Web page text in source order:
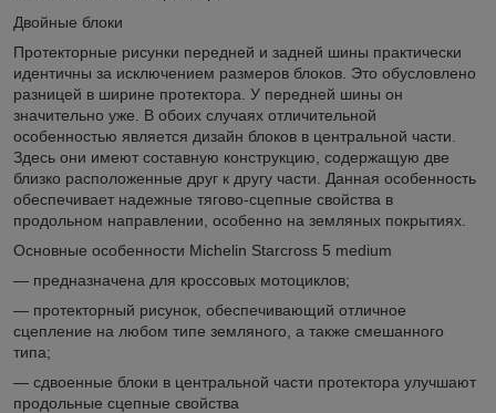
Двойные блоки
Протекторные рисунки передней и задней шины практически
идентичны за исключением размеров блоков. Это обусловлено
разницей в ширине протектора. У передней шины он
значительно уже. В обоих случаях отличительной
особенностью является дизайн блоков в центральной части.
Здесь они имеют составную конструкцию, содержащую две
близко расположенные друг к другу части. Данная особенность
обеспечивает надежные тягово-сцепные свойства в
продольном направлении, особенно на земляных покрытиях.
Основные особенности Michelin Starcross 5 medium
— предназначена для кроссовых мотоциклов;
— протекторный рисунок, обеспечивающий отличное
сцепление на любом типе земляного, а также смешанного
типа;
— сдвоенные блоки в центральной части протектора улучшают
продольные сцепные свойства